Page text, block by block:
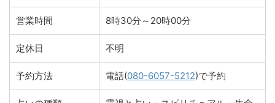
営業時間 8時30分～20時00分
定休日 不明
予約方法 電話(080-6057-5212)で予約